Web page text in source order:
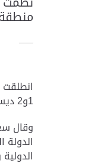
منطقة
1و2 ديسمبر الجاري
وقال